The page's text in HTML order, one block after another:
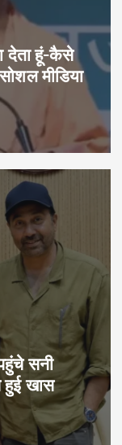
देता हूं-कैसे
मीडिया
सनी
हुई खास